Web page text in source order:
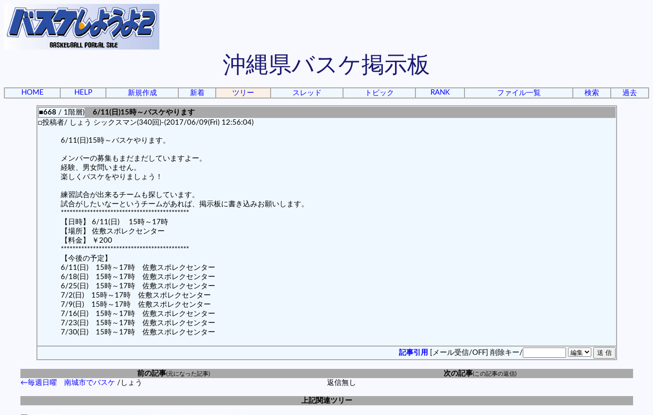
沖縄県バスケ掲示板
HOME HELP 新規作成 新着 ツリー スレッド トピック RANK ファイル一覧 検索 過去
■668 / 1階層)
6/11(日)15時～バスケやります
□投稿者/ しょう シックスマン(340回)-(2017/06/09(Fri) 12:56:04)
6/11(日)15時～バスケやります。
メンバーの募集もまだまだしていますよー。
経験、男女問いません。
楽しくバスケをやりましょう！
練習試合が出来るチームも探しています。
試合がしたいなーというチームがあれば、掲示板に書き込みお願いします。
********************************************
【日時】 6/11(日) 15時～17時
【場所】 佐敷スポレクセンター
【料金】 ￥200
********************************************
【今後の予定】
6/11(日) 15時～17時 佐敷スポレクセンター
6/18(日) 15時～17時 佐敷スポレクセンター
6/25(日) 15時～17時 佐敷スポレクセンター
7/2(日) 15時～17時 佐敷スポレクセンター
7/9(日) 15時～17時 佐敷スポレクセンター
7/16(日) 15時～17時 佐敷スポレクセンター
7/23(日) 15時～17時 佐敷スポレクセンター
7/30(日) 15時～17時 佐敷スポレクセンター
記事引用 [メール受信/OFF] 削除キー/
前の記事(元になった記事) 次の記事(この記事の返信)
←毎週日曜 南城市でバスケ /しょう 返信無し
上記関連ツリー